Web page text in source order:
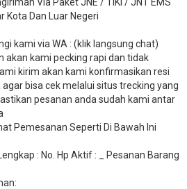
Kota Dan Luar Negeri
kami via WA : (klik langsung chat)
akan kami pecking rapi dan tidak
kirim akan kami konfirmasikan resi
bisa cek melalui situs trecking yang
pesanan anda sudah kami antar
Pemesanan Seperti Di Bawah Ini
: No. Hp Aktif : _ Pesanan Barang